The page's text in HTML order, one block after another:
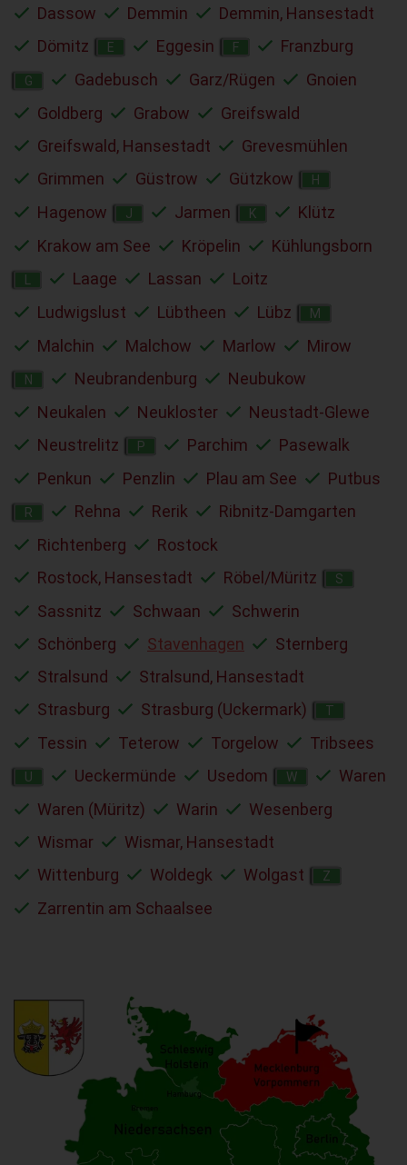
Dassow
Demmin
Demmin, Hansestadt
Dömitz
E Eggesin F Franzburg
G Gadebusch Garz/Rügen
Gnoien
Goldberg
Grabow
Greifswald
Greifswald, Hansestadt
Grevesmühlen
Grimmen
Güstrow Gützkow H
Hagenow J Jarmen K
Klütz
Krakow am See
Kröpelin Kühlungsborn
Laage Lassan
Loitz
Ludwigslust
Lübtheen Lübz M
Malchin Malchow Marlow Mirow
N Neubrandenburg
Neubukow
Neukalen
Neukloster
Neustadt-Glewe
Neustrelitz
P Parchim
Pasewalk
Penkun
Penzlin Plau am See Putbus
R Rehna Rerik
Ribnitz-Damgarten
Richtenberg
Rostock
Rostock, Hansestadt
Röbel/Müritz S
Sassnitz Schwaan
Schwerin
Schönberg
Stavenhagen
Sternberg
Stralsund
Stralsund, Hansestadt
Strasburg
Strasburg (Uckermark) T
Tessin Teterow Torgelow Tribsees
U Ueckermünde Usedom W
Waren
Waren (Müritz)
Warin
Wesenberg
Wismar
Wismar, Hansestadt
Wittenburg
Woldegk Wolgast Z
Zarrentin am Schaalsee